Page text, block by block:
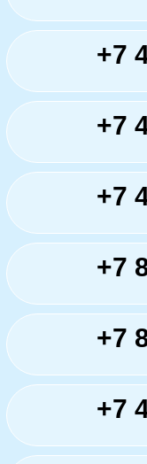
+7
+7
+7
+7
+7
+7